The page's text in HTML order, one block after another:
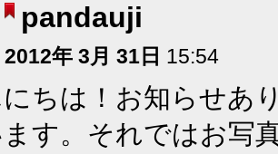
pandauji
2012年 3月 31日 15:54
ちは！お知らせあ
す。それではお写